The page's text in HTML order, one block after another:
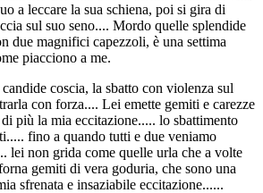
a leccare la sua schiena, poi si gira di
sul suo seno.... Mordo quelle splendide
due magnifici capezzoli, è una settima
piacciono a me.
coscia, la sbatto con violenza sul
con forza.... Lei emette gemiti e carezze
più la mia eccitazione..... lo sbattimento
fino a quando tutti e due veniamo
lei non grida come quelle urla che a volte
gemiti di vera goduria, che sono una
sfrenata e insaziabile eccitazione......